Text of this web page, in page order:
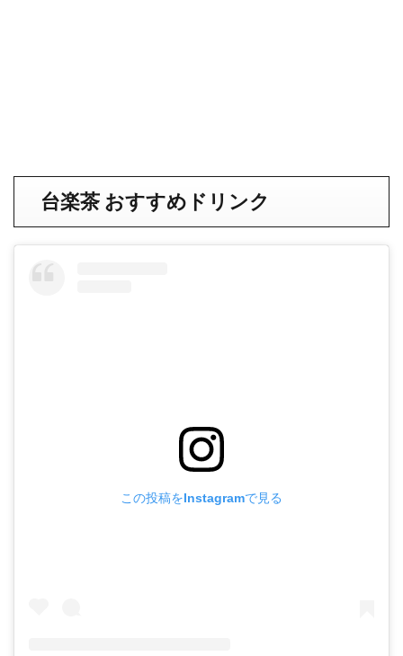
台楽茶 おすすめドリンク
この投稿をInstagramで見る